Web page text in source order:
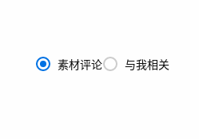
素材评论 与我相关